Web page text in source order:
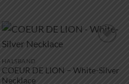
HALSBAND
COEUR DE LION – White-Silver
Necklace